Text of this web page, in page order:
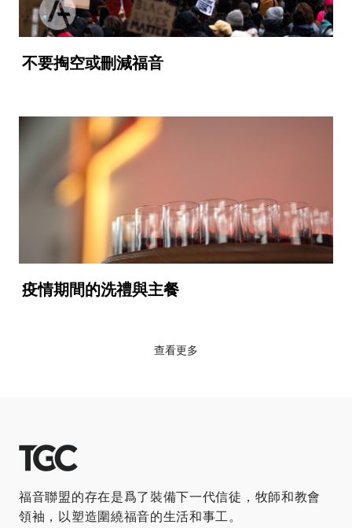
不要掏空或刪減福音
疫情期間的洗禮與主餐
查看更多
福音聯盟的存在是爲了裝備下一代信徒，牧師和教會
領袖，以塑造圍繞福音的生活和事工。